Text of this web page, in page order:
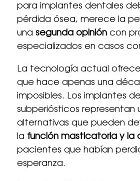
para implantes dentales
pérdida ósea, merece la
una segunda opinióncon
especializados en casos
La tecnología actual
que hace apenas una
imposibles. Los implantes
subperiósticos representan
alternativas que pueden
la función masticatoria y la
pacientes que habían
esperanza.